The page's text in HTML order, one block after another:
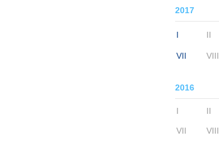
2017
I II
VII VIII
2016
I II
VII VIII